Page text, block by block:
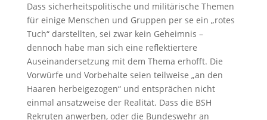
Dass sicherheitspolitische und militärische Themen
für einige Menschen und Gruppen per se ein „rotes
Tuch“ darstellten, sei zwar kein Geheimnis –
dennoch habe man sich eine reflektiertere
Auseinandersetzung mit dem Thema erhofft. Die
Vorwürfe und Vorbehalte seien teilweise „an den
Haaren herbeigezogen“ und entsprächen nicht
einmal ansatzweise der Realität. Dass die BSH
Rekruten anwerben, oder die Bundeswehr an